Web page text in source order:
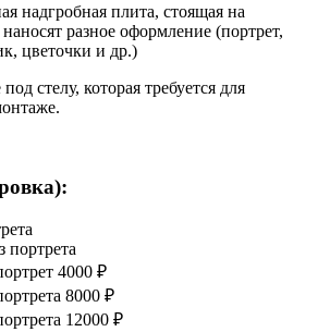
надгробная плита, стоящая на
разное оформление (портрет,
цветочки и др.)
стелу, которая требуется для
портрета
4000 ₽
8000 ₽
12000 ₽